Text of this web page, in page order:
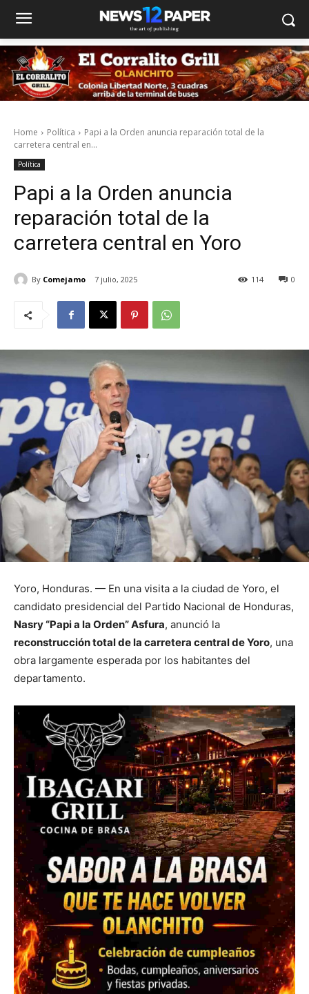
Home Política
Papi a la Orden anuncia reparación total de la
carretera central en...
Política
Papi a la Orden anuncia
reparación total de la
carretera central en Yoro
By Comejamo 7 julio, 2025 0
114
Yoro, Honduras. — En una visita a la ciudad de Yoro, el
candidato presidencial del Partido Nacional de Honduras,
Nasry “Papi a la Orden” Asfura, anunció la
reconstrucción total de la carretera central de Yoro, una
obra largamente esperada por los habitantes del
departamento.